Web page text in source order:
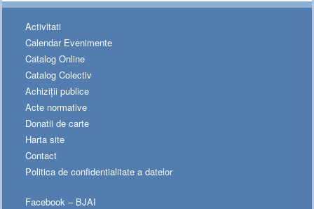
Activitati
Calendar Evenimente
Catalog Online
Catalog Colectiv
Achiziții publice
Acte normative
Donatii de carte
Harta site
Contact
Politica de confidentialitate a datelor
Facebook – BJAI